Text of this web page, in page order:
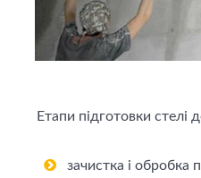
Етапи підготовки стелі
зачистка і обробка